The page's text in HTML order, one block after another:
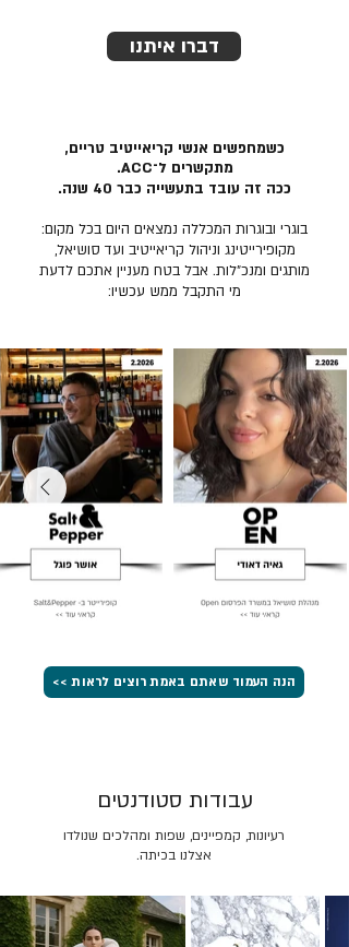
דברו איתנו
כשמחפשים אנשי קריאייטיב טריים,
מתקשרים ל־ACC.
ככה זה עובד בתעשייה כבר 40 שנה.
בוגרי ובוגרות המכללה נמצאים היום בכל מקום:
מקופירייטינג וניהול קריאייטיב ועד סושיאל,
מותגים ומנכ״לות. אבל בטח מעניין אתכם לדעת
מי התקבל ממש עכשיו:
הנה העמוד שאתם באמת רוצים לראות >>
רעיונות, קמפיינים, שפות ומהלכים שנולדו
אצלנו בכיתה.
עבודות סטודנטים